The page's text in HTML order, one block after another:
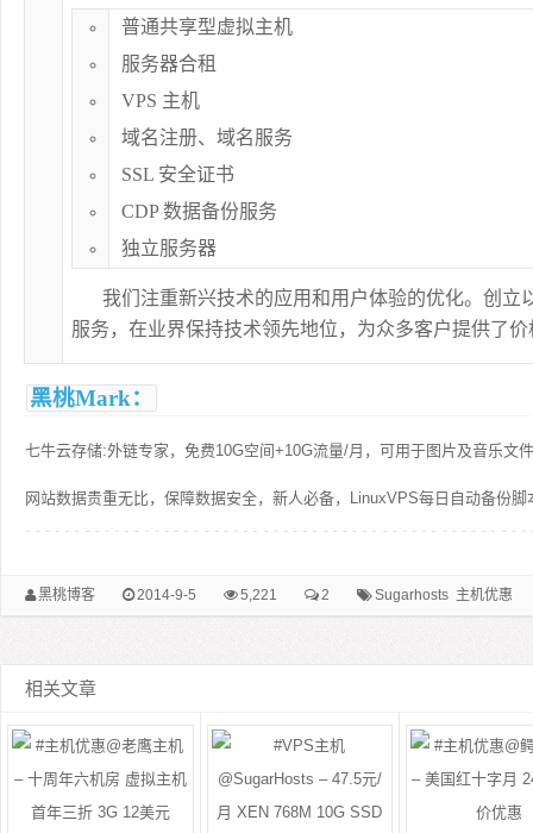
普通共享型虚拟主机
服务器合租
VPS 主机
域名注册、域名服务
SSL 安全证书
CDP 数据备份服务
独立服务器
我们注重新兴技术的应用和用户体验的优化。创立
服务，在业界保持技术领先地位，为众多客户提供了
黑桃Mark：
七牛云存储:外链专家，免费10G空间+10G流量/月，可用于图片及音乐文
网站数据贵重无比，保障数据安全，新人必备，LinuxVPS每日自动备份脚
黑桃博客 2014-9-5 5,221 2 Sugarhosts 主机优惠
相关文章